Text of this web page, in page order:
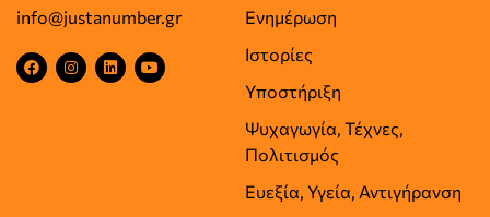
info@justanumber.gr
Ενημέρωση
Ιστορίες
Υποστήριξη
Ψυχαγωγία, Τέχνες,
Πολιτισμός
Ευεξία, Υγεία, Αντιγήρανση